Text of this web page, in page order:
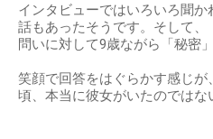
インタビューではいろいろ聞
話もあったそうです。そして、
問いに対して9歳ながら「秘密」
笑顔で回答をはぐらかす感じ
頃、本当に彼女がいたのではな